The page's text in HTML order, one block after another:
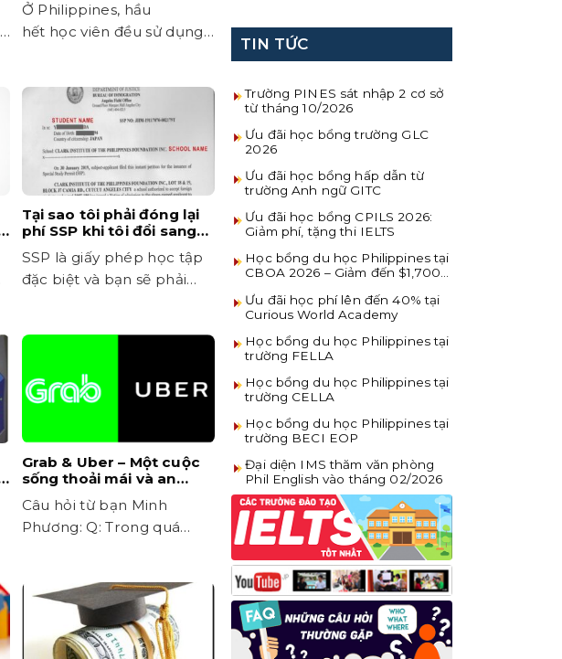
Ở Philippines, hầu
hết học viên đều sử dụng
bạn...
Tại sao tôi phải đóng lại
phí SSP khi tôi đổi sang
một trường khác?
SSP là giấy phép học tập
đặc biệt và bạn sẽ phải
Grab & Uber – Một cuộc
sống thoải mái và an
Câu hỏi từ bạn Minh
Phương: Q: Trong quá
TIN TỨC
Trường PINES sát nhập 2 cơ sở
từ tháng 10/2026
Ưu đãi học bổng trường GLC
2026
Ưu đãi học bổng hấp dẫn từ
trường Anh ngữ GITC
Ưu đãi học bổng CPILS 2026:
Giảm phí, tặng thi IELTS
Học bổng du học Philippines tại
CBOA 2026 – Giảm đến $1,700
Ưu đãi học phí lên đến 40% tại
Curious World Academy
Học bổng du học Philippines tại
trường FELLA
Học bổng du học Philippines tại
trường CELLA
Học bổng du học Philippines tại
trường BECI EOP
Đại diện IMS thăm văn phòng
Phil English vào tháng 02/2026